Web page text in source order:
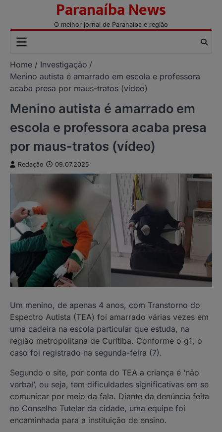
content
Paranaíba News
O melhor jornal de Paranaíba e região
Home
Investigação
Menino autista é amarrado em escola e professora
acaba presa por maus-tratos (vídeo)
Menino autista é amarrado em
escola e professora acaba presa
por maus-tratos (vídeo)
Redação 09.07.2025
Um menino, de apenas 4 anos, com Transtorno do
Espectro Autista (TEA) foi amarrado várias vezes em
uma cadeira na escola particular que estuda, na
região metropolitana de Curitiba. Conforme o g1, o
caso foi registrado na segunda-feira (7).
Segundo o site, por conta do TEA a criança é ‘não
verbal’, ou seja, tem dificuldades significativas em se
comunicar por meio da fala. Diante da denúncia feita
no Conselho Tutelar da cidade, uma equipe foi
encaminhada para a instituição de ensino.